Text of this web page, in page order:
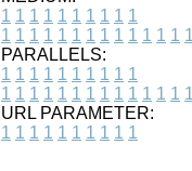
1 1 1 1 1 1 1 1 1 1
1 1 1 1 1 1 1 1 1 1 1 1 1 1
PARALLELS:
1 1 1 1 1 1 1 1 1 1
1 1 1 1 1 1 1 1 1 1 1 1 1 1
URL PARAMETER:
1 1 1 1 1 1 1 1 1 1